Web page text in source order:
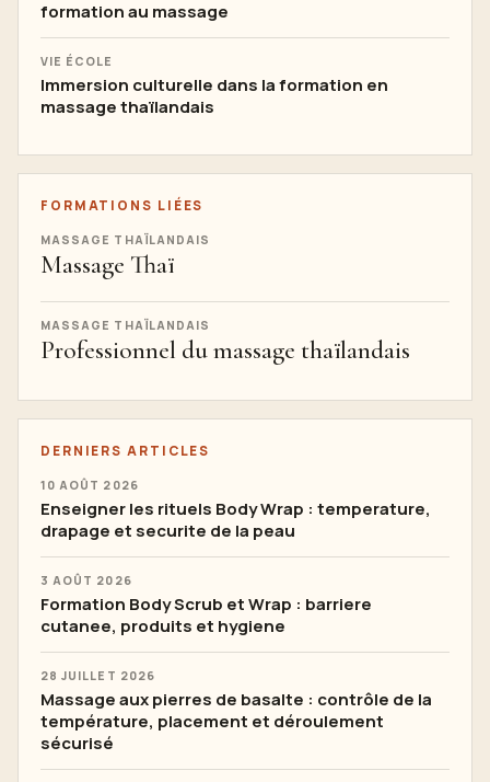
formation au massage
VIE ÉCOLE
Immersion culturelle dans la formation en
massage thaïlandais
FORMATIONS LIÉES
MASSAGE THAÏLANDAIS
Massage Thaï
MASSAGE THAÏLANDAIS
Professionnel du massage thaïlandais
DERNIERS ARTICLES
10 AOÛT 2026
Enseigner les rituels Body Wrap : temperature,
drapage et securite de la peau
3 AOÛT 2026
Formation Body Scrub et Wrap : barriere
cutanee, produits et hygiene
28 JUILLET 2026
Massage aux pierres de basalte : contrôle de la
température, placement et déroulement
sécurisé